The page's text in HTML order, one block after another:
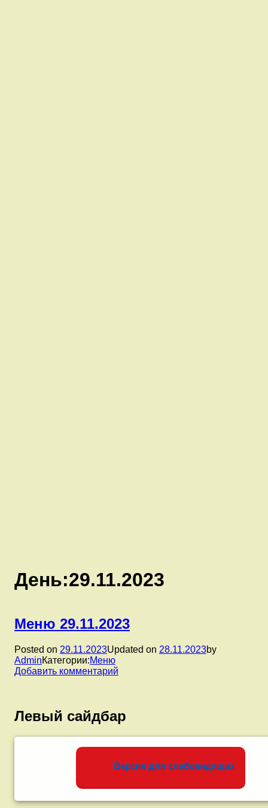
День:29.11.2023
Меню 29.11.2023
Posted on 29.11.2023Updated on 28.11.2023by
AdminКатегории:Меню
Добавить комментарий
Левый сайдбар
Версия для слабовидящих